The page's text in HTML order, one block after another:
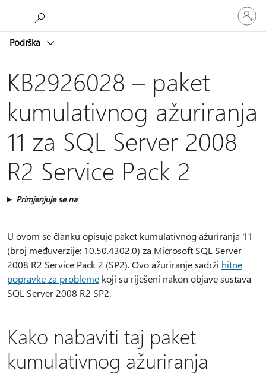
Podrška
Prijavite
se
u
račun
KB2926028 – paket
kumulativnog ažuriranja
11 za SQL Server 2008
R2 Service Pack 2
Primjenjuje se na
U ovom se članku opisuje paket kumulativnog ažuriranja 11
(broj međuverzije: 10.50.4302.0) za Microsoft SQL Server
2008 R2 Service Pack 2 (SP2). Ovo ažuriranje sadrži hitne
popravke za probleme koji su riješeni nakon objave sustava
SQL Server 2008 R2 SP2.
Kako nabaviti taj paket
kumulativnog ažuriranja